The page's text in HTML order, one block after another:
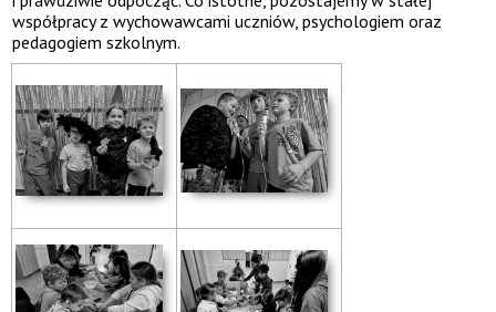
współpracy z wychowawcami uczniów, psychologiem oraz
pedagogiem szkolnym.